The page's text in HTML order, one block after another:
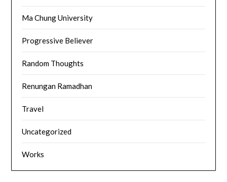
Ma Chung University
Progressive Believer
Random Thoughts
Renungan Ramadhan
Travel
Uncategorized
Works